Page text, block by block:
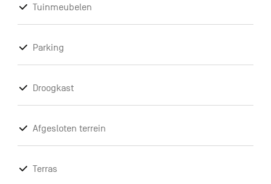
Tuinmeubelen
Parking
Droogkast
Afgesloten terrein
Terras